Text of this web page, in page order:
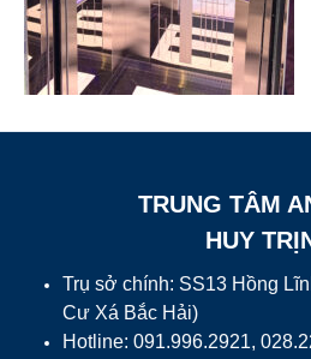
TRUNG TÂM
HUY
Trụ sở chính: SS13 Hồng
Cư Xá Bắc Hải)
Hotline: 091.996.2921,